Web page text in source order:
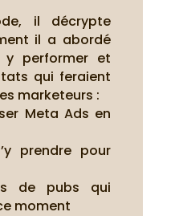
il décrypte
il a abordé
performer et
qui feraient
marketeurs :
Meta Ads en
prendre pour
de pubs qui
moment